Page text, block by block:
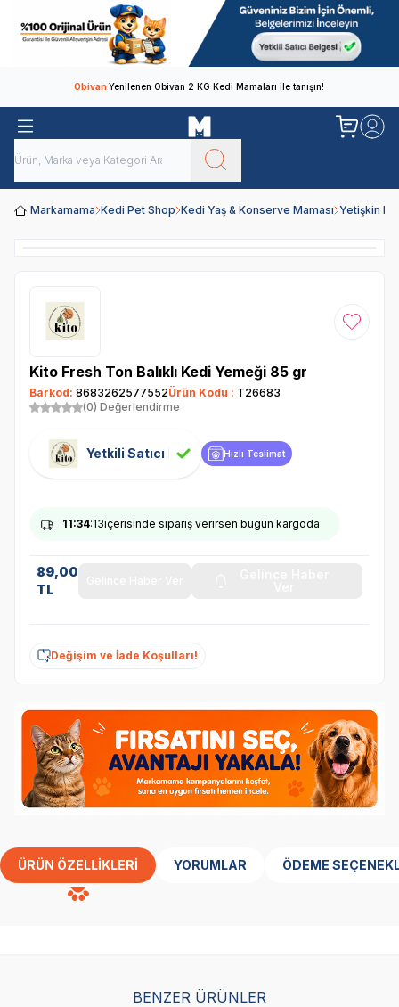
ObivanYenilenen Obivan 2 KG Kedi Mamaları ile tanışın!
Markamama Kedi Pet Shop Kedi Yaş & Konserve Maması Yetişkin
Favoriye
Kito Fresh Ton Balıklı Kedi Yemeği 85 gr
Barkod: 8683262577552Ürün Kodu : T26683
(0) Değerlendirme
Yetkili Satıcı Hızlı Teslimat
11:34:13içerisinde sipariş verirsen bugün kargoda
89,00
TL
Değişim ve İade Koşulları!
ÜRÜN ÖZELLIKLERI YORUMLAR ÖDEME
BENZER ÜRÜNLER